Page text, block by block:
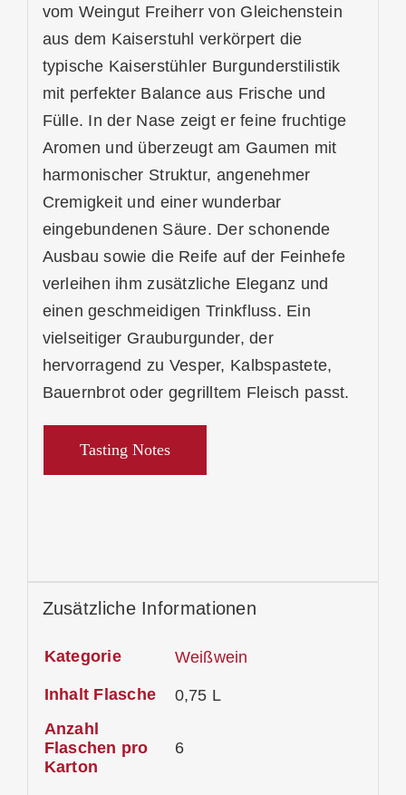
vom Weingut Freiherr von Gleichenstein
aus dem Kaiserstuhl verkörpert die
typische Kaiserstühler Burgunderstilistik
mit perfekter Balance aus Frische und
Fülle. In der Nase zeigt er feine fruchtige
Aromen und überzeugt am Gaumen mit
harmonischer Struktur, angenehmer
Cremigkeit und einer wunderbar
eingebundenen Säure. Der schonende
Ausbau sowie die Reife auf der Feinhefe
verleihen ihm zusätzliche Eleganz und
einen geschmeidigen Trinkfluss. Ein
vielseitiger Grauburgunder, der
hervorragend zu Vesper, Kalbspastete,
Bauernbrot oder gegrilltem Fleisch passt.
Tasting Notes
Zusätzliche Informationen
Kategorie Weißwein
Inhalt Flasche
0,75 L
Anzahl
Flaschen pro
Karton
6